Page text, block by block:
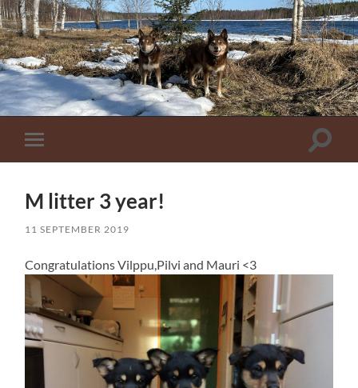
Toggle
mobiel
Toggle
M litter 3 year!
11 SEPTEMBER 2019
Congratulations Vilppu,Pilvi and Mauri <3